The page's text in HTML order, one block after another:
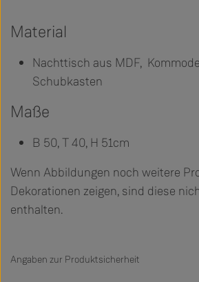
Material
Nachttisch aus MDF,
Schubkasten
Maße
B 50, T 40, H 51cm
Wenn Abbildungen noch weitere
Dekorationen zeigen, sind diese
enthalten.
Angaben zur Produktsicherheit